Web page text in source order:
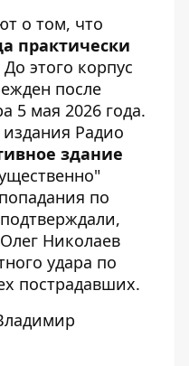
о том, что
практически
До этого корпус
после
5 мая 2026 года.
Радио
здание
по
Николаев
удара по
пострадавших.